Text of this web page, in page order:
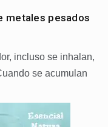
metales pesados
incluso se inhalan,
se acumulan